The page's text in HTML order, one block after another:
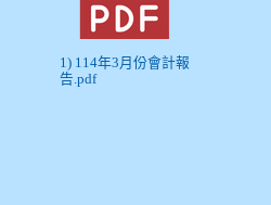
1) 114年3月份會計報
告.pdf